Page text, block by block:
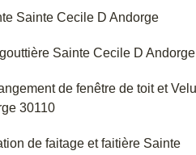
Sainte Cecile D Andorge
Sainte Cecile D Andorge
de fenêtre de toit et
30110
de faitage et faitière Sainte